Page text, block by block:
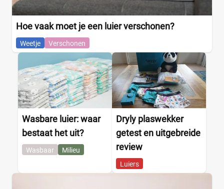
Hoe vaak moet je een luier verschonen?
Weetje Verschonen
Wasbare luier: waar
bestaat het uit?
Wasbaar Milieu
Dryly plaswekker
getest en uitgebreide
review
Luiers